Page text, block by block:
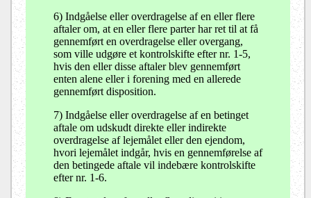
6) Indgåelse eller overdragelse af en eller flere
aftaler om, at en eller flere parter har ret til at få
gennemført en overdragelse eller overgang,
som ville udgøre et kontrolskifte efter nr. 1-5,
hvis den eller disse aftaler blev gennemført
enten alene eller i forening med en allerede
gennemført disposition.
7) Indgåelse eller overdragelse af en betinget
aftale om udskudt direkte eller indirekte
overdragelse af lejemålet eller den ejendom,
hvori lejemålet indgår, hvis en gennemførelse af
den betingede aftale vil indebære kontrolskifte
efter nr. 1-6.